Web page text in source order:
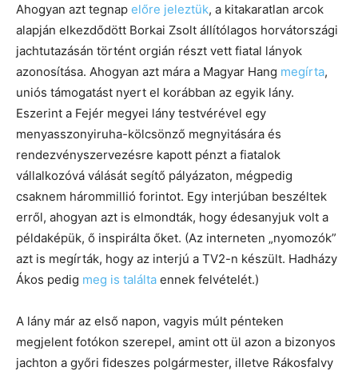
Ahogyan azt tegnap előre jeleztük, a kitakaratlan arcok
alapján elkezdődött Borkai Zsolt állítólagos horvátországi
jachtutazásán történt orgián részt vett fiatal lányok
azonosítása. Ahogyan azt mára a Magyar Hang megírta,
uniós támogatást nyert el korábban az egyik lány.
Eszerint a Fejér megyei lány testvérével egy
menyasszonyiruha-kölcsönző megnyitására és
rendezvényszervezésre kapott pénzt a fiatalok
vállalkozóvá válását segítő pályázaton, mégpedig
csaknem hárommillió forintot. Egy interjúban beszéltek
erről, ahogyan azt is elmondták, hogy édesanyjuk volt a
példaképük, ő inspirálta őket. (Az interneten „nyomozók”
azt is megírták, hogy az interjú a TV2-n készült. Hadházy
Ákos pedig meg is találta ennek felvételét.)
A lány már az első napon, vagyis múlt pénteken
megjelent fotókon szerepel, amint ott ül azon a bizonyos
jachton a győri fideszes polgármester, illetve Rákosfalvy